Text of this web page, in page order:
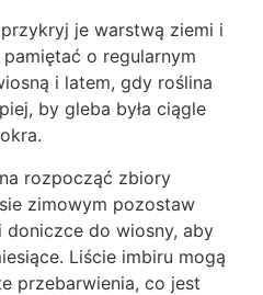
je warstwą ziemi i
o regularnym
i latem, gdy roślina
by gleba była ciągle
rozpocząć zbiory
zimowym pozostaw
doniczce do wiosny, aby
Liście imbiru mogą
przebarwienia, co jest